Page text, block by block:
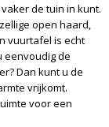
de tuin in kunt.
open haard,
vuurtafel is echt
eenvoudig de
Dan kunt u de
vrijkomt.
voor een